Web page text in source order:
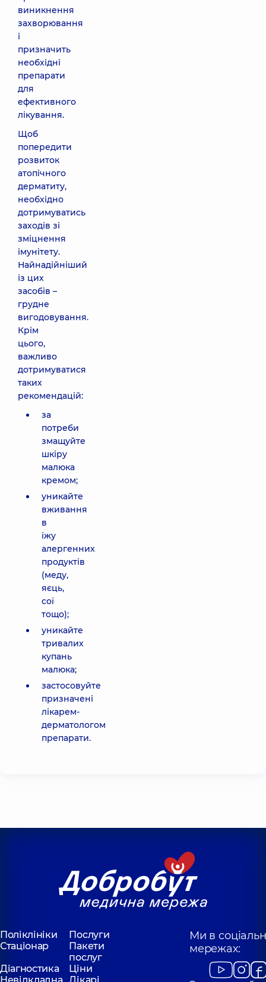
виникнення
захворювання
і
призначить
необхідні
препарати
для
ефективного
лікування.
Щоб
попередити
розвиток
атопічного
дерматиту,
необхідно
дотримуватись
заходів зі
зміцнення
імунітету.
Найнадійніший
із цих
засобів –
грудне
вигодовування.
Крім
цього,
важливо
дотримуватися
таких
рекомендацій:
за
потреби
змащуйте
шкіру
малюка
кремом;
уникайте
вживання
в
їжу
алергенних
продуктів
(меду,
яєць,
сої
тощо);
уникайте
тривалих
купань
малюка;
застосовуйте
призначені
лікарем-
дерматологом
препарати.
Поліклініки
Послуги
Стаціонар
Пакети
послуг
Діагностика
Ціни
Ми в
мережах: